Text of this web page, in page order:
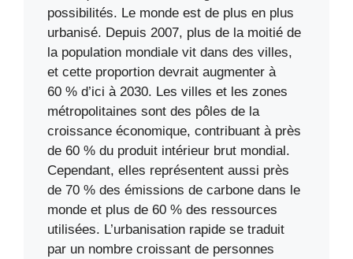
possibilités. Le monde est de plus en plus
urbanisé. Depuis 2007, plus de la moitié de
la population mondiale vit dans des villes,
et cette proportion devrait augmenter à
60 % d’ici à 2030. Les villes et les zones
métropolitaines sont des pôles de la
croissance économique, contribuant à près
de 60 % du produit intérieur brut mondial.
Cependant, elles représentent aussi près
de 70 % des émissions de carbone dans le
monde et plus de 60 % des ressources
utilisées. L’urbanisation rapide se traduit
par un nombre croissant de personnes